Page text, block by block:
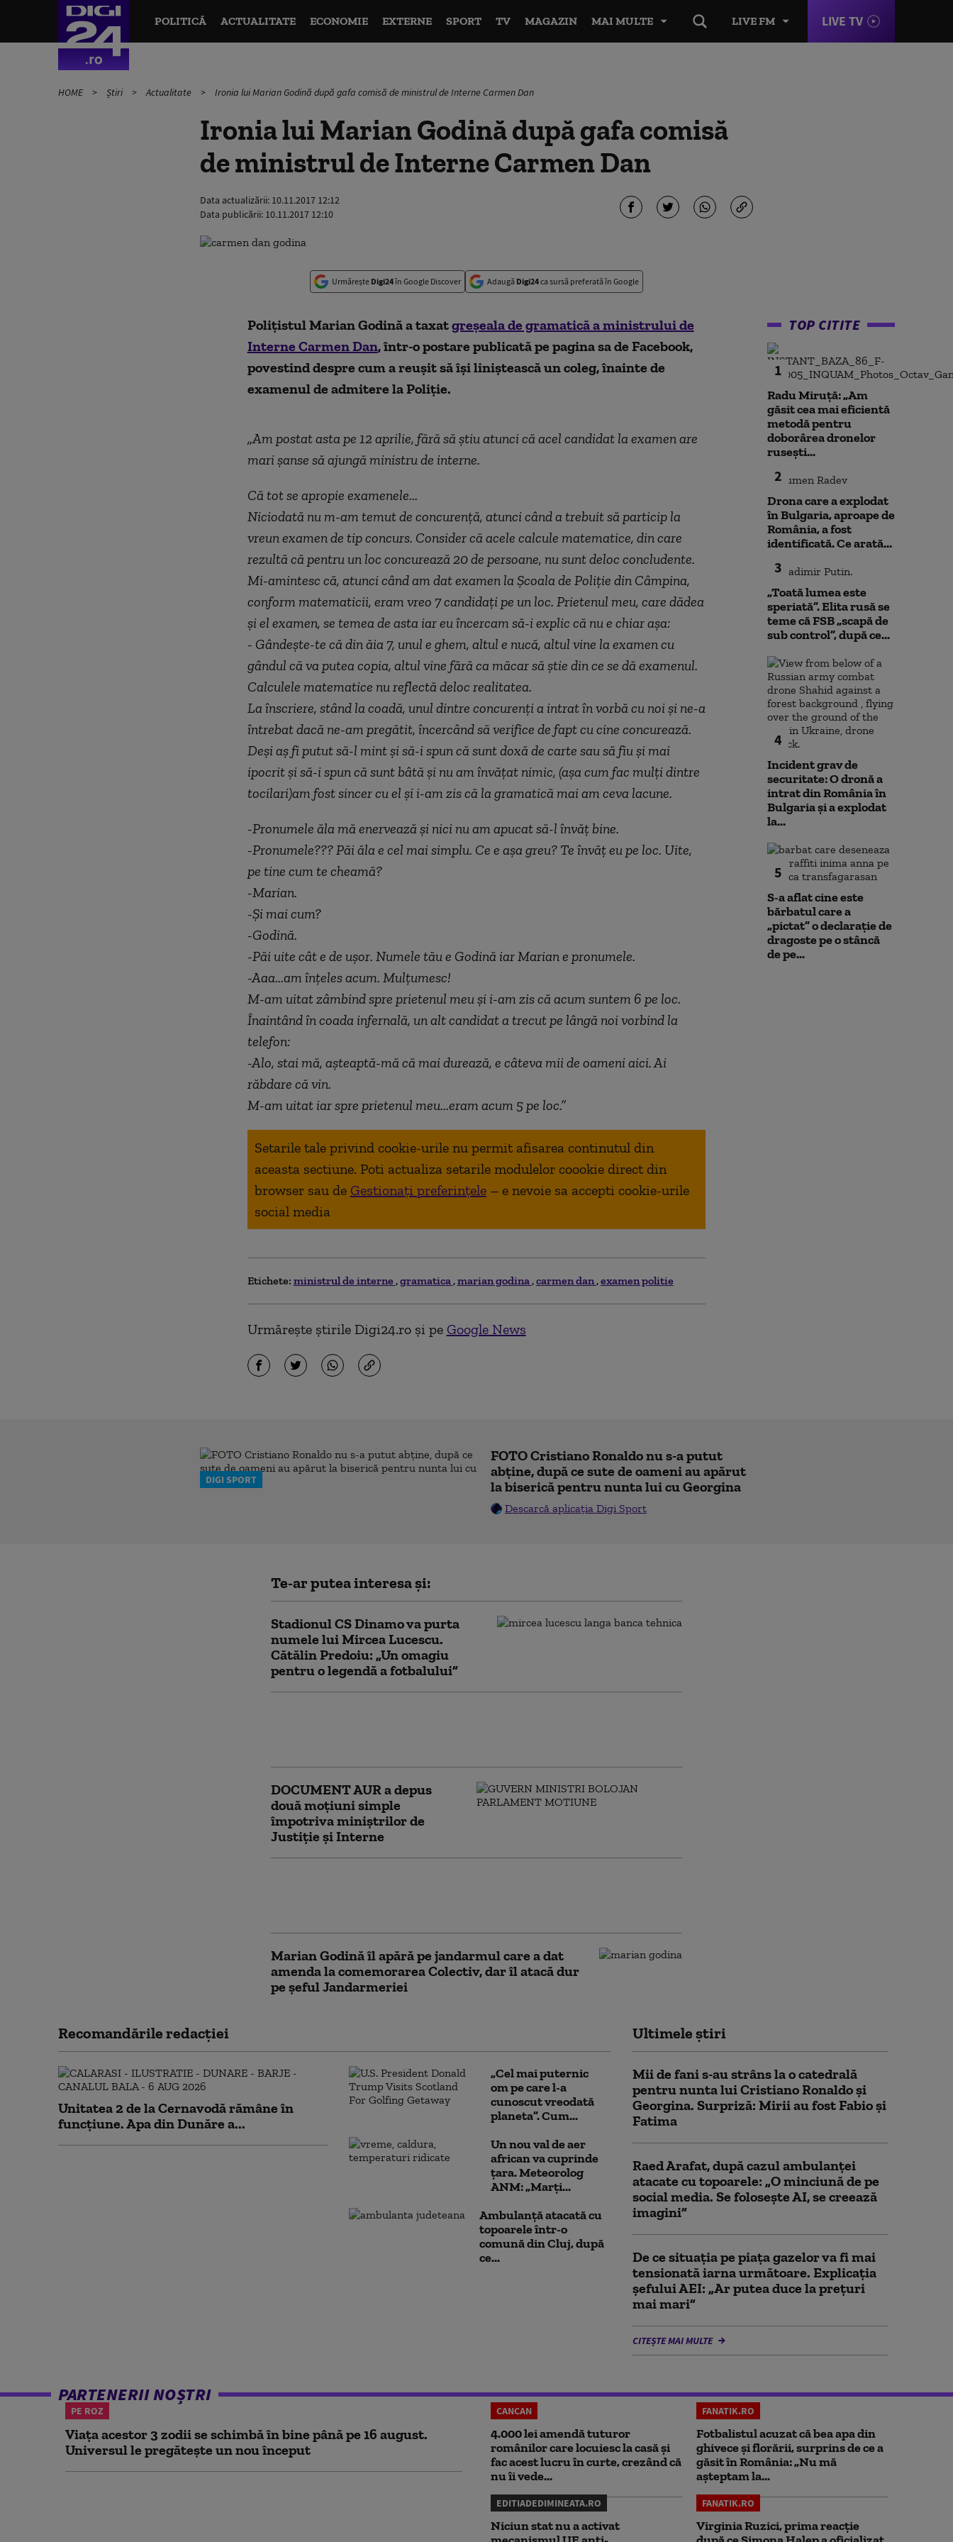
LIVE FM LIVE TV
POLITICĂ ACTUALITATE ECONOMIE EXTERNE SPORT TV MAGAZIN MAI MULTE
HOME Știri Actualitate Ironia lui Marian Godină după gafa comisă de ministrul de Interne Carmen Dan
Ironia lui Marian Godină după gafa comisă
de ministrul de Interne Carmen Dan
Data actualizării: 10.11.2017 12:12
Data publicării: 10.11.2017 12:10
Urmărește Digi24în Google Discover Adaugă Digi24ca sursă preferată în Google
Polițistul Marian Godină a taxatgreșeala de gramatică a ministrului de
Interne Carmen Dan, într-o postare publicată pe pagina sa de Facebook,
povestind despre cum a reușit să își liniștească un coleg, înainte de
examenul de admitere la Poliție.
„Am postat asta pe 12 aprilie, fără să știu atunci că acel candidat la examen are
mari șanse să ajungă ministru de interne.
Că tot se apropie examenele...
Niciodată nu m-am temut de concurență, atunci când a trebuit să particip la
vreun examen de tip concurs. Consider că acele calcule matematice, din care
rezultă că pentru un loc concurează 20 de persoane, nu sunt deloc concludente.
Mi-amintesc că, atunci când am dat examen la Şcoala de Poliție din Câmpina,
conform matematicii, eram vreo 7 candidați pe un loc. Prietenul meu, care dădea
şi el examen, se temea de asta iar eu încercam să-i explic că nu e chiar aşa:
- Gândeşte-te că din ăia 7, unul e ghem, altul e nucă, altul vine la examen cu
gândul că va putea copia, altul vine fără ca măcar să ştie din ce se dă examenul.
Calculele matematice nu reflectă deloc realitatea.
La înscriere, stând la coadă, unul dintre concurenți a intrat în vorbă cu noi şi ne-a
întrebat dacă ne-am pregătit, încercând să verifice de fapt cu cine concurează.
Deşi aş fi putut să-l mint şi să-i spun că sunt doxă de carte sau să fiu şi mai
ipocrit şi să-i spun că sunt bâtă şi nu am învățat nimic, (aşa cum fac mulți dintre
tocilari)am fost sincer cu el şi i-am zis că la gramatică mai am ceva lacune.
-Pronumele ăla mă enervează şi nici nu am apucat să-l învăț bine.
-Pronumele??? Păi ăla e cel mai simplu. Ce e aşa greu? Te învăț eu pe loc. Uite,
pe tine cum te cheamă?
-Marian.
-Şi mai cum?
-Godină.
-Păi uite cât e de uşor. Numele tău e Godină iar Marian e pronumele.
-Aaa...am înțeles acum. Mulțumesc!
M-am uitat zâmbind spre prietenul meu şi i-am zis că acum suntem 6 pe loc.
Înaintând în coada infernală, un alt candidat a trecut pe lângă noi vorbind la
telefon:
-Alo, stai mă, aşteaptă-mă că mai durează, e câteva mii de oameni aici. Ai
răbdare că vin.
M-am uitat iar spre prietenul meu...eram acum 5 pe loc.”
Setarile tale privind cookie-urile nu permit afisarea continutul din
aceasta sectiune. Poti actualiza setarile modulelor coookie direct din
browser sau de Gestionați preferințele – e nevoie sa accepti cookie-urile
social media
Etichete: ministrul de interne gramatica marian godina carmen dan examen politie
Urmărește știrile Digi24.ro și pe Google News
TOP CITITE
1
Radu Miruță: „Am
găsit cea mai eficientă
metodă pentru
doborârea dronelor
rusești...
2
Drona care a explodat
în Bulgaria, aproape de
România, a fost
identificată. Ce arată...
3
„Toată lumea este
speriată”. Elita rusă se
teme că FSB „scapă de
sub control”, după ce...
4
Incident grav de
securitate: O dronă a
intrat din România în
Bulgaria şi a explodat
la...
5
S-a aflat cine este
bărbatul care a
„pictat” o declarație de
dragoste pe o stâncă
de pe...
DIGI SPORT
FOTO Cristiano Ronaldo nu s-a putut
abține, după ce sute de oameni au apărut
la biserică pentru nunta lui cu Georgina
Descarcă aplicația Digi Sport
Te-ar putea interesa și:
Stadionul CS Dinamo va purta
numele lui Mircea Lucescu.
Cătălin Predoiu: „Un omagiu
pentru o legendă a fotbalului”
DOCUMENT AUR a depus
două moțiuni simple
împotriva miniștrilor de
Justiție și Interne
Marian Godină îl apără pe jandarmul care a dat
amenda la comemorarea Colectiv, dar îl atacă dur
pe șeful Jandarmeriei
Recomandările redacţiei
Unitatea 2 de la Cernavodă rămâne în
funcțiune. Apa din Dunăre a...
„Cel mai puternic
om pe care l-a
cunoscut vreodată
planeta”. Cum...
Un nou val de aer
african va cuprinde
țara. Meteorolog
ANM: „Marți...
Ambulanţă atacată cu
topoarele într-o
comună din Cluj, după
ce...
Ultimele știri
Mii de fani s-au strâns la o catedrală
pentru nunta lui Cristiano Ronaldo şi
Georgina. Surpriză: Mirii au fost Fabio şi
Fatima
Raed Arafat, după cazul ambulanței
atacate cu topoarele: „O minciună de pe
social media. Se folosește AI, se creează
imagini”
De ce situaţia pe piaţa gazelor va fi mai
tensionată iarna următoare. Explicația
șefului AEI: „Ar putea duce la preţuri
mai mari”
CITEȘTE MAI MULTE
PARTENERII NOȘTRI
PE ROZ
Viața acestor 3 zodii se schimbă în bine până pe 16 august.
Universul le pregătește un nou început
CANCAN
4.000 lei amendă tuturor
românilor care locuiesc la casă și
fac acest lucru în curte, crezând că
nu îi vede...
FANATIK.RO
Fotbalistul acuzat că bea apa din
ghivece și florării, surprins de ce a
găsit în România: „Nu mă
așteptam la...
EDITIADEDIMINEATA.RO
Niciun stat nu a activat
FANATIK.RO
Virginia Ruzici, prima reacție